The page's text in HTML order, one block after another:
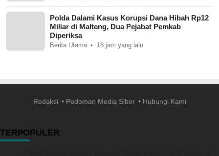
Polda Dalami Kasus Korupsi Dana Hibah Rp12
Miliar di Malteng, Dua Pejabat Pemkab
Diperiksa
Berita Utama 18 jam yang lalu
Redaksi Pedoman Media Siber Hubungi Kami
TERPOPULER